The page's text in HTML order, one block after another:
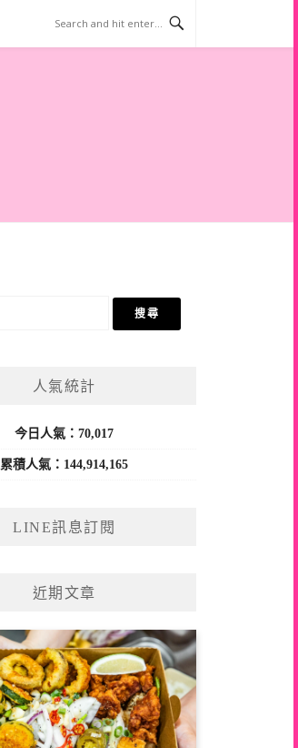
人氣統計
今日人氣：70,017
累積人氣：144,914,165
LINE訊息訂閱
近期文章